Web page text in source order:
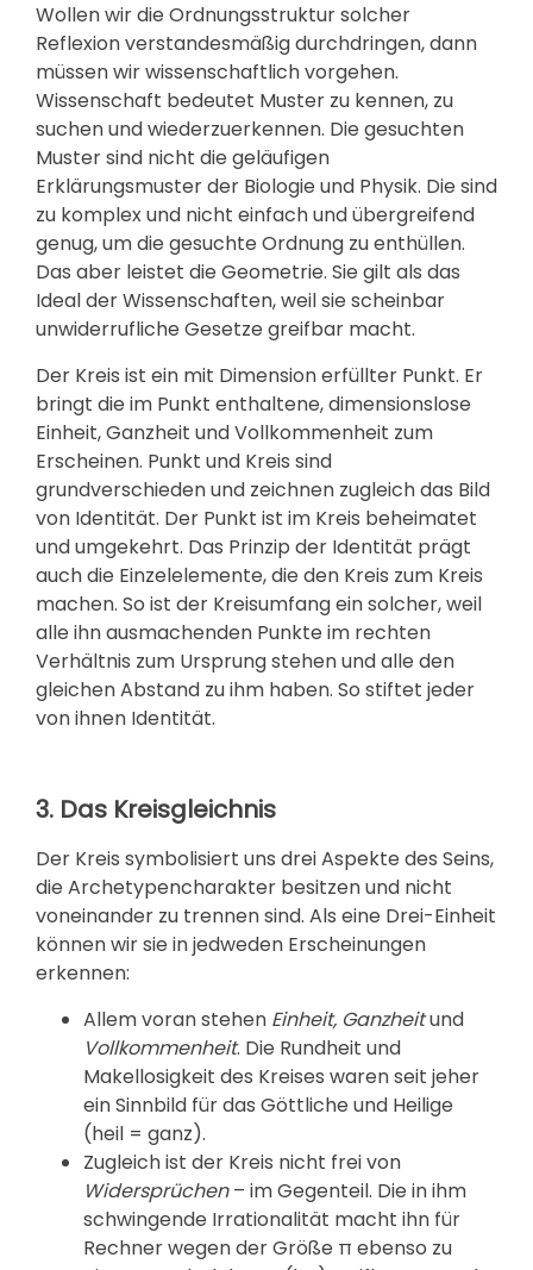
Wollen wir die Ordnungsstruktur solcher
Reflexion verstandesmäßig durchdringen, dann
müssen wir wissenschaftlich vorgehen.
Wissenschaft bedeutet Muster zu kennen, zu
suchen und wiederzuerkennen. Die gesuchten
Muster sind nicht die geläufigen
Erklärungsmuster der Biologie und Physik. Die sind
zu komplex und nicht einfach und übergreifend
genug, um die gesuchte Ordnung zu enthüllen.
Das aber leistet die Geometrie. Sie gilt als das
Ideal der Wissenschaften, weil sie scheinbar
unwiderrufliche Gesetze greifbar macht.
Der Kreis ist ein mit Dimension erfüllter Punkt. Er
bringt die im Punkt enthaltene, dimensionslose
Einheit, Ganzheit und Vollkommenheit zum
Erscheinen. Punkt und Kreis sind
grundverschieden und zeichnen zugleich das Bild
von Identität. Der Punkt ist im Kreis beheimatet
und umgekehrt. Das Prinzip der Identität prägt
auch die Einzelelemente, die den Kreis zum Kreis
machen. So ist der Kreisumfang ein solcher, weil
alle ihn ausmachenden Punkte im rechten
Verhältnis zum Ursprung stehen und alle den
gleichen Abstand zu ihm haben. So stiftet jeder
von ihnen Identität.
3. Das Kreisgleichnis
Der Kreis symbolisiert uns drei Aspekte des Seins,
die Archetypencharakter besitzen und nicht
voneinander zu trennen sind. Als eine Drei-Einheit
können wir sie in jedweden Erscheinungen
erkennen:
Allem voran stehen Einheit, Ganzheitund
Vollkommenheit. Die Rundheit und
Makellosigkeit des Kreises waren seit jeher
ein Sinnbild für das Göttliche und Heilige
(heil = ganz).
Zugleich ist der Kreis nicht frei von
Widersprüchen– im Gegenteil. Die in ihm
schwingende Irrationalität macht ihn für
Rechner wegen der Größe π ebenso zu